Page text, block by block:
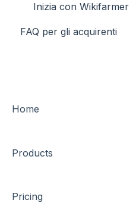
Inizia con Wikifarmer
FAQ per gli acquirenti
Ordini
Trasporto e logistica
Home
Products
Pricing